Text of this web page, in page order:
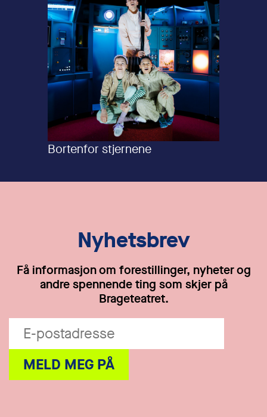
Bortenfor stjernene
Nyhetsbrev
Få informasjon om forestillinger, nyheter og
andre spennende ting som skjer på
Brageteatret.